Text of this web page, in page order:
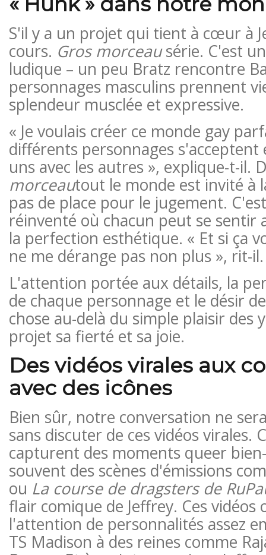
S'il y a un projet qui tient à cœur à
cours. Gros morceausérie. C'est
ludique – un peu Bratz rencontre
personnages masculins prennent
splendeur musclée et expressive.
« Je voulais créer ce monde gay
différents personnages s'acceptent
uns avec les autres », explique-t-il.
morceautout le monde est invité à
pas de place pour le jugement.
réinventé où chacun peut se sentir
la perfection esthétique. « Et si ça
ne me dérange pas non plus », rit-il.
L'attention portée aux détails, la
de chaque personnage et le désir
chose au-delà du simple plaisir des
projet sa fierté et sa joie.
Des vidéos virales aux
avec des icônes
Bien sûr, notre conversation ne
sans discuter de ces vidéos virales.
capturent des moments queer
souvent des scènes d'émissions
ou La course de dragsters de
flair comique de Jeffrey. Ces
l'attention de personnalités assez
TS Madison à des reines comme